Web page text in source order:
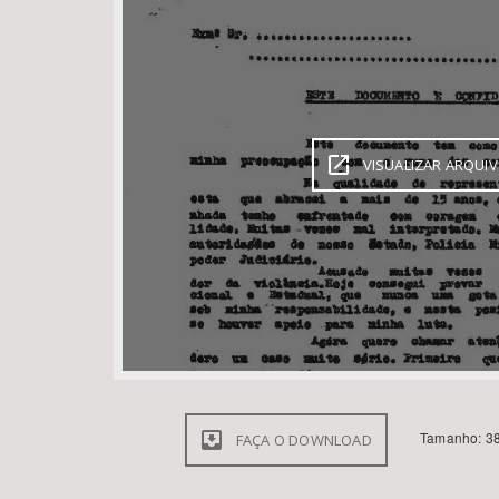
VISUALIZAR
FAÇA O DOWNLOAD Tamanho: